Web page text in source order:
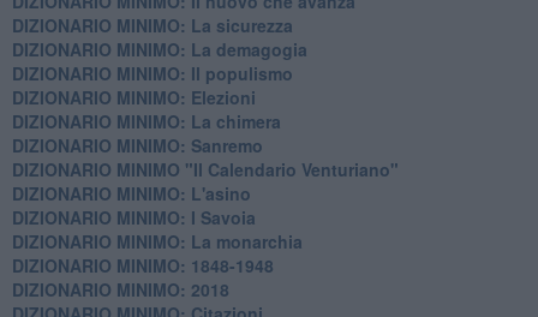
DIZIONARIO MINIMO: La sicurezza
DIZIONARIO MINIMO: La demagogia
DIZIONARIO MINIMO: Il populismo
DIZIONARIO MINIMO: Elezioni
DIZIONARIO MINIMO: La chimera
DIZIONARIO MINIMO: Sanremo
DIZIONARIO MINIMO "Il Calendario Venturiano"
DIZIONARIO MINIMO: L'asino
DIZIONARIO MINIMO: I Savoia
DIZIONARIO MINIMO: La monarchia
DIZIONARIO MINIMO: 1848-1948
DIZIONARIO MINIMO: 2018